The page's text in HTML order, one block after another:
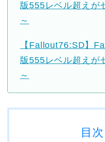
版555レベル超えが
～
【Fallout76:SD】
版555レベル超えが
～
目次